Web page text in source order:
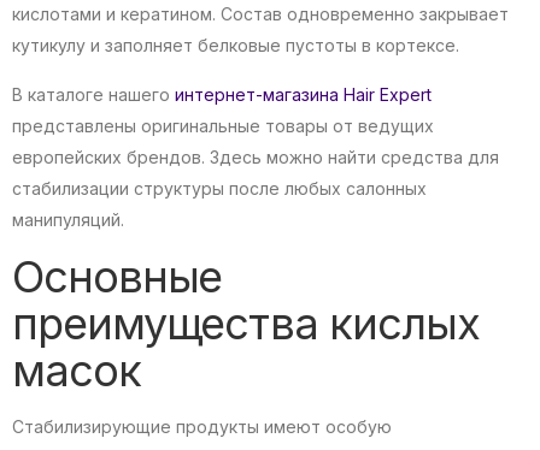
кислотами и кератином. Состав одновременно закрывает
кутикулу и заполняет белковые пустоты в кортексе.
В каталоге нашего интернет-магазина Hair Expert
представлены оригинальные товары от ведущих
европейских брендов. Здесь можно найти средства для
стабилизации структуры после любых салонных
манипуляций.
Основные
преимущества кислых
масок
Стабилизирующие продукты имеют особую